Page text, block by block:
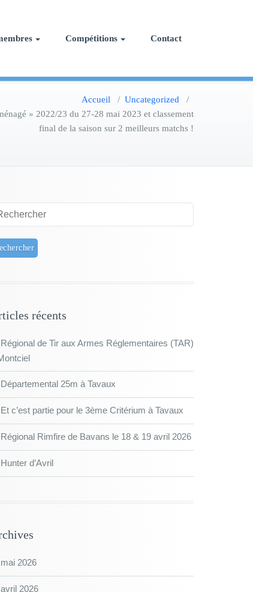
Compétitions Contact
Accueil / Uncategorized /
» 2022/23 du 27-28 mai 2023 et classement
final de la saison sur 2 meilleurs matchs !
récents
Régional de Tir aux Armes Réglementaires (TAR)
Départemental 25m à Tavaux
Et c’est partie pour le 3ème Critérium à Tavaux
Régional Rimfire de Bavans le 18 & 19 avril 2026
Hunter d’Avril
mai 2026
avril 2026